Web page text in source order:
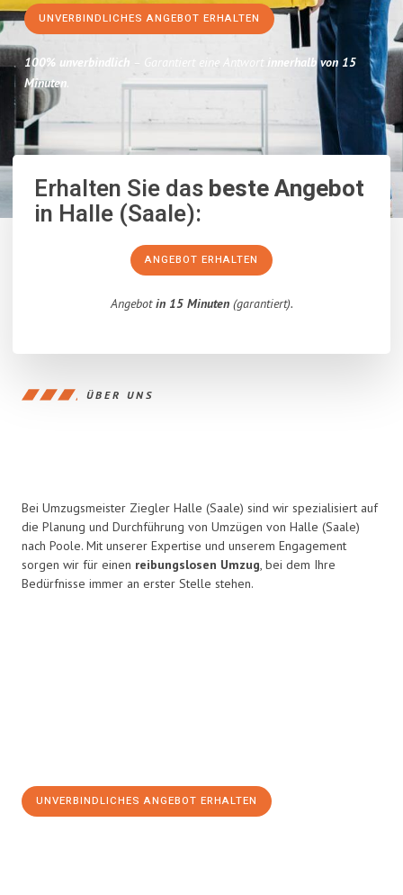
UNVERBINDLICHES ANGEBOT ERHALTEN
100% unverbindlich – Garantiert eine Antwort innerhalb von 15
Minuten.
Erhalten Sie dasbeste Angebot
in Halle (Saale):
ANGEBOT ERHALTEN
Angebotin 15 Minuten(garantiert).
ÜBER UNS
Bei Umzugsmeister Ziegler Halle (Saale) sind wir spezialisiert auf
die Planung und Durchführung von Umzügen von Halle (Saale)
nach Poole. Mit unserer Expertise und unserem Engagement
sorgen wir für einen reibungslosen Umzug, bei dem Ihre
Bedürfnisse immer an erster Stelle stehen.
UNVERBINDLICHES ANGEBOT ERHALTEN